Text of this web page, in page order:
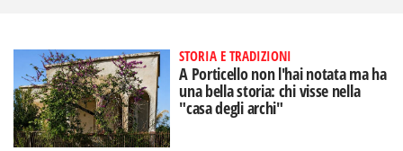
STORIA E TRADIZIONI
A Porticello non l'hai notata ma ha
una bella storia: chi visse nella
"casa degli archi"